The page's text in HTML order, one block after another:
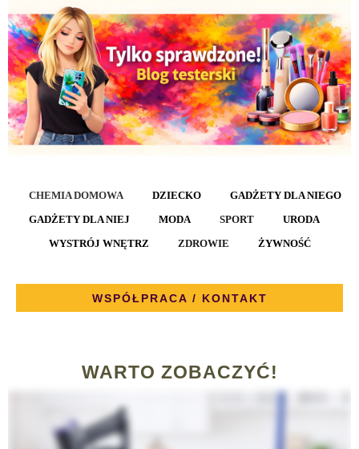
CHEMIA DOMOWA DZIECKO
GADŻETY DLA NIEGO
GADŻETY DLA NIEJ
MODA SPORT
URODA
WYSTRÓJ WNĘTRZ
ZDROWIE ŻYWNOŚĆ
WSPÓŁPRACA / KONTAKT
WARTO ZOBACZYĆ!